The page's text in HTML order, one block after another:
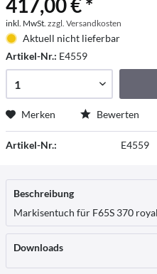
417,00 € *
inkl. MwSt. zzgl. Versandkosten
Aktuell nicht lieferbar
Artikel-Nr.: E4559
Merken Bewerten
Artikel-Nr.: E4559
Beschreibung
Markisentuch für F65S 370
Downloads